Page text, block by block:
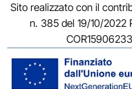
Sito realizzato con il
n. 385 del 19/10/2022